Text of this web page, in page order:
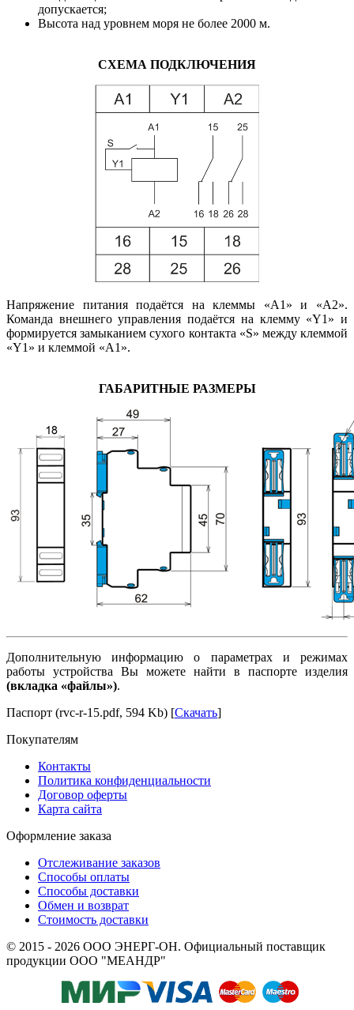
допускается;
Высота над уровнем моря не более 2000 м.
СХЕМА ПОДКЛЮЧЕНИЯ
Напряжение питания подаётся на клеммы «А1» и «А2».
Команда внешнего управления подаётся на клемму «Y1» и
формируется замыканием сухого контакта «S» между клеммой
«Y1» и клеммой «А1».
ГАБАРИТНЫЕ РАЗМЕРЫ
Дополнительную информацию о параметрах и режимах
работы устройства Вы можете найти в паспорте изделия
(вкладка «файлы»).
Паспорт (rvc-r-15.pdf, 594 Kb) [Скачать]
Покупателям
Контакты
Политика конфиденциальности
Договор оферты
Карта сайта
Оформление заказа
Отслеживание заказов
Способы оплаты
Способы доставки
Обмен и возврат
Стоимость доставки
© 2015 - 2026 ООО ЭНЕРГ-ОН. Официальный поставщик
продукции ООО "МЕАНДР"